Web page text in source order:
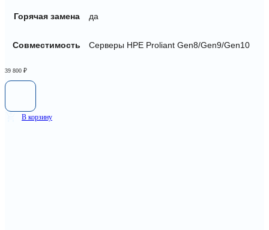
Горячая замена да
Совместимость Серверы HPE Proliant Gen8/Gen9/Gen10
39 800 ₽
В корзину